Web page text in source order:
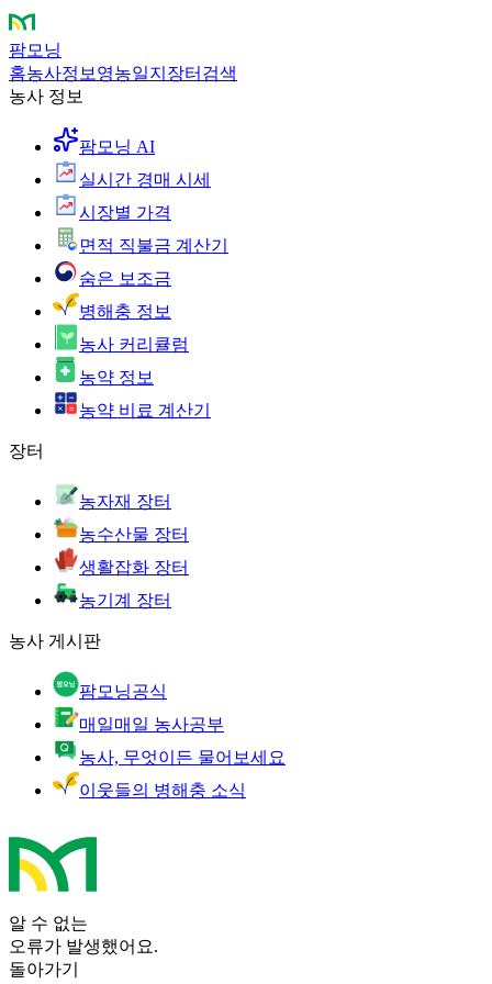
팜모닝
홈농사정보 영농일지 장터 검색
농사 정보
팜모닝 AI
실시간 경매 시세
시장별 가격
면적 직불금 계산기
숨은 보조금
병해충 정보
농사 커리큘럼
농약 정보
농약 비료 계산기
장터
농자재 장터
농수산물 장터
생활잡화 장터
농기계 장터
농사 게시판
팜모닝공식
매일매일 농사공부
농사, 무엇이든 물어보세요
이웃들의 병해충 소식
알 수 없는
오류가 발생했어요.
돌아가기